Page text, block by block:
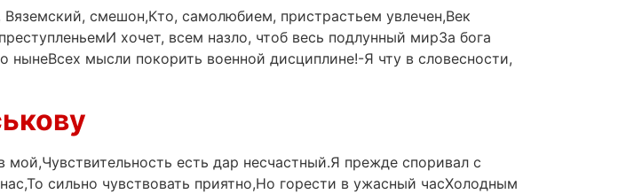
смешон,Кто, самолюбием, пристрастьем увлечен,Век
хочет, всем назло, чтоб весь подлунный мирЗа бога
мысли покорить военной дисциплине!-Я чту в словесности,
есть дар несчастный.Я прежде споривал с
сильно чувствовать приятно,Но горести в ужасный часХолодным